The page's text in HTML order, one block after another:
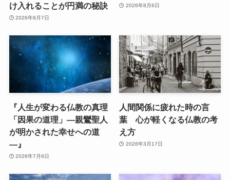
け入れることが円満の秘訣
2026年8月7日
2026年8月6日
『人生が変わる仏教の真理
「因果の道理」—親鸞聖人
が明かされた幸せへの道
—』
2026年7月6日
人間関係に疲れた時の言
葉 心が軽くなる仏教の考
え方
2026年3月17日